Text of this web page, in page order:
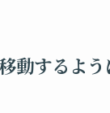
動するよ